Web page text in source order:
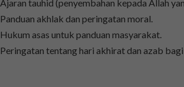
Ajaran tauhid (penyembahan kepada Allah
Panduan akhlak dan peringatan moral.
Hukum asas untuk panduan masyarakat.
Peringatan tentang hari akhirat dan azab